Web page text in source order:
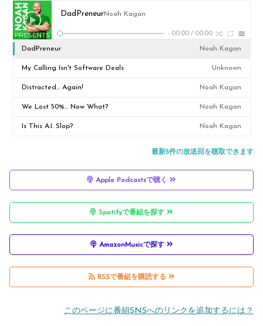
DadPreneurNoah Kagan
- 00:00 / 00:00
DadPreneur Noah Kagan
My Calling Isn't Software Deals Unknown
Distracted... Again! Noah Kagan
We Lost 50%… Now What? Noah Kagan
Is This A.I. Slop? Noah Kagan
最新5件の放送回を聴取できます
Apple Podcastsで聴く
Spotifyで番組を探す
AmazonMusicで探す
RSSで番組を購読する
このページに番組SNSへのリンクを追加するには？